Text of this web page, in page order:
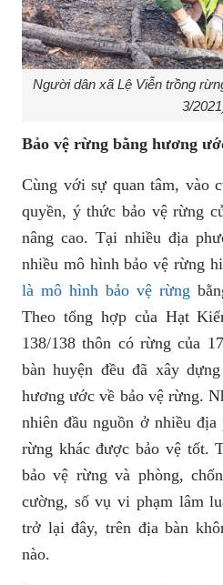
Người dân xã Lệ Viễn trồng
3/
Bảo vệ rừng bằng hương
Cùng với sự quan tâm, vào
quyền, ý thức bảo vệ rừng
nâng cao. Tại nhiều địa
nhiều mô hình bảo vệ rừng
là mô hình bảo vệ rừng
Theo tổng hợp của Hạt
138/138 thôn có rừng của
bàn huyện đều đã xây
hương ước về bảo vệ rừng.
nhiên đầu nguồn ở nhiều
rừng khác được bảo vệ tốt.
bảo vệ rừng và phòng,
cường, số vụ vi phạm lâm
trở lại đây, trên địa bàn
nào.